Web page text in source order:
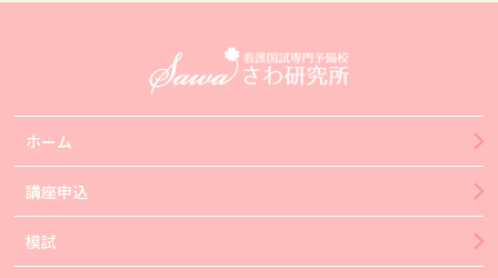
ホーム
講座申込
模試